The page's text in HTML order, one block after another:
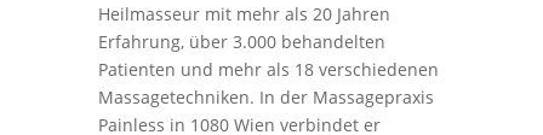
Heilmasseur mit mehr als 20 Jahren
Erfahrung, über 3.000 behandelten
Patienten und mehr als 18 verschiedenen
Massagetechniken. In der Massagepraxis
Painless in 1080 Wien verbindet er